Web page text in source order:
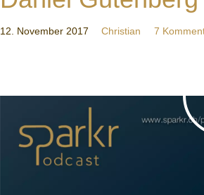
12. November 2017 Christian 7